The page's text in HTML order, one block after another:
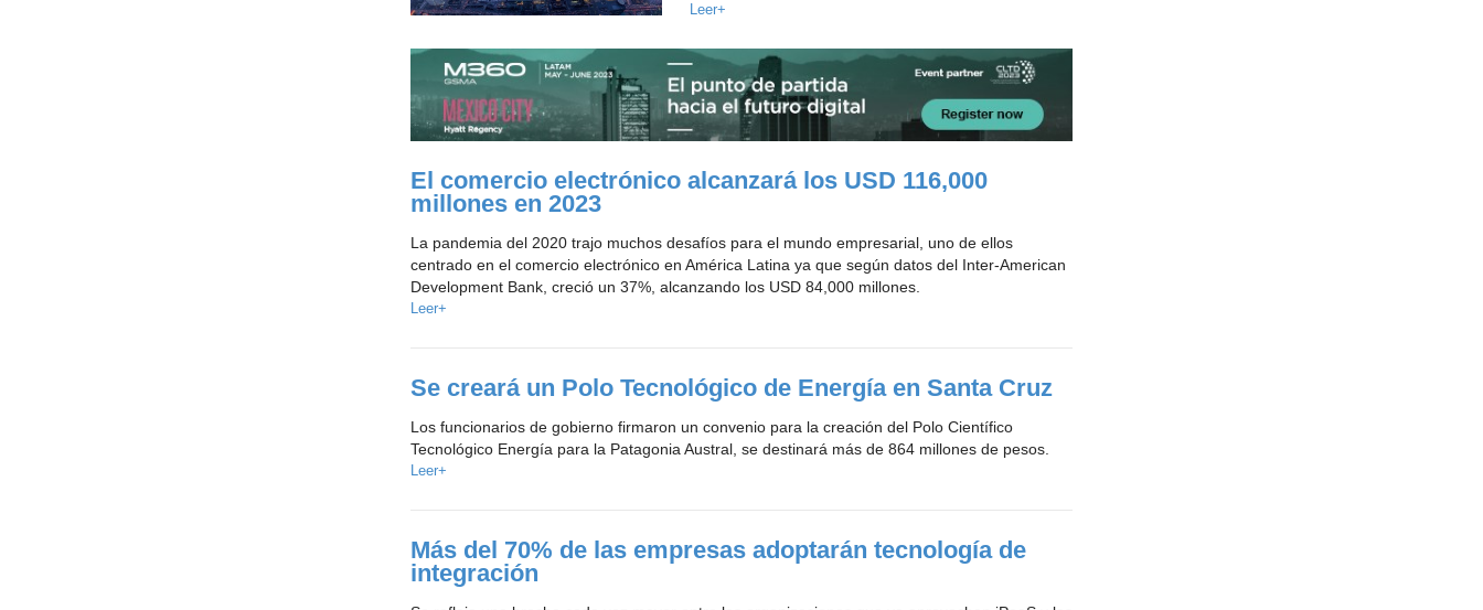
Leer+
El comercio electrónico alcanzará los USD 116,000
millones en 2023
La pandemia del 2020 trajo muchos desafíos para el mundo empresarial, uno de ellos
centrado en el comercio electrónico en América Latina ya que según datos del Inter-American
Development Bank, creció un 37%, alcanzando los USD 84,000 millones.
Leer+
Se creará un Polo Tecnológico de Energía en Santa Cruz
Los funcionarios de gobierno firmaron un convenio para la creación del Polo Científico
Tecnológico Energía para la Patagonia Austral, se destinará más de 864 millones de pesos.
Leer+
Más del 70% de las empresas adoptarán tecnología de
integración